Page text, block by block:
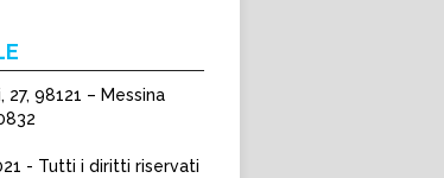
27, 98121 – Messina
- Tutti i diritti riservati